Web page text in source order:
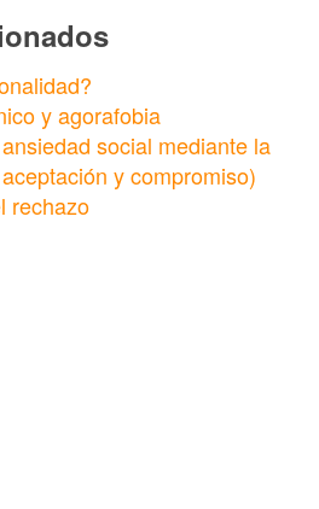
y agorafobia
social mediante la
y compromiso)
rechazo